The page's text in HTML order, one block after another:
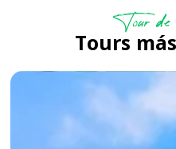
Tour de
Tours